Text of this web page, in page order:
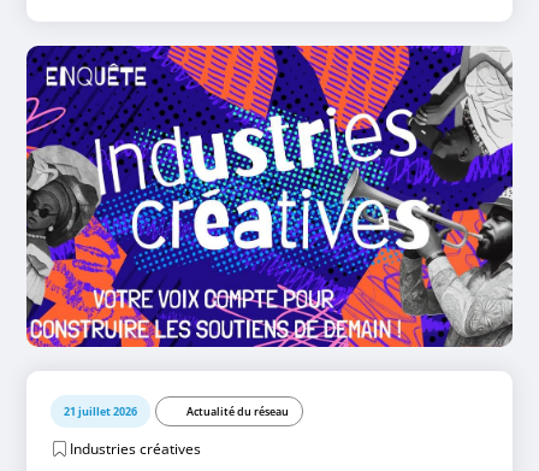
21 juillet 2026 Actualité du réseau
Industries créatives